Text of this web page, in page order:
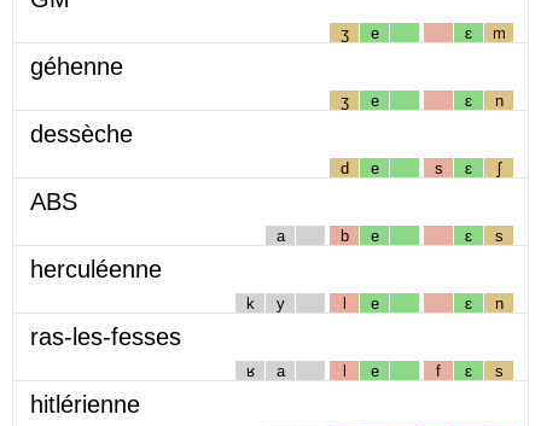
ʒ e ɛ m
géhenne
ʒ e ɛ n
dessèche
d e s ɛ ʃ
ABS
a b e ɛ s
herculéenne
k y l e ɛ n
ras-les-fesses
ʁ a l e f ɛ s
hitlérienne